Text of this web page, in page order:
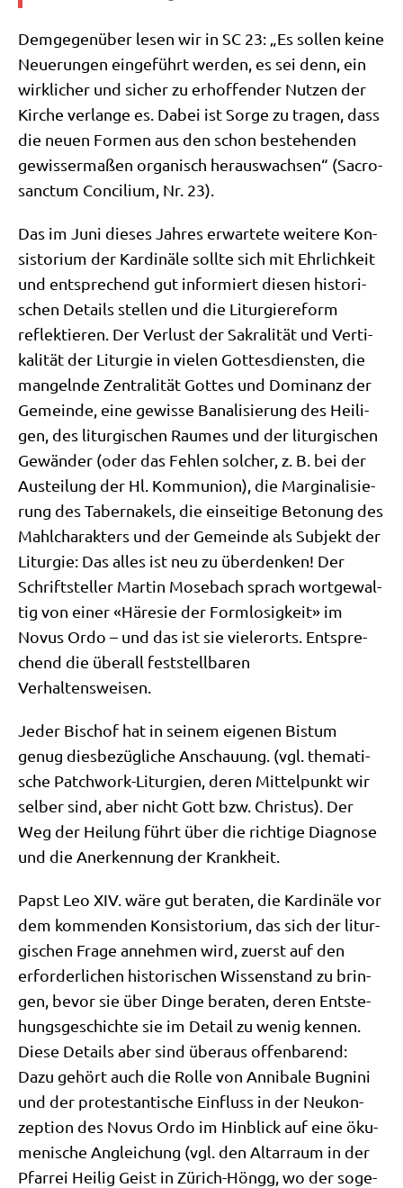
Dem­ge­gen­über lesen wir in SC 23: „Es sol­len kei­ne
Neue­run­gen ein­ge­führt wer­den, es sei denn, ein
wirk­li­cher und sicher zu erhof­fen­der Nut­zen der
Kir­che ver­lan­ge es. Dabei ist Sor­ge zu tra­gen, dass
die neu­en For­men aus den schon bestehen­den
gewis­ser­ma­ßen orga­nisch her­aus­wach­sen“ (Sacro­
sanc­tum Con­ci­li­um, Nr. 23).
Das im Juni die­ses Jah­res erwar­te­te wei­te­re Kon­
si­sto­ri­um der Kar­di­nä­le soll­te sich mit Ehr­lich­keit
und ent­spre­chend gut infor­miert die­sen histo­ri­
schen Details stel­len und die Lit­ur­gie­re­form
reflek­tie­ren. Der Ver­lust der Sakra­li­tät und Ver­ti­
ka­li­tät der Lit­ur­gie in vie­len Got­tes­dien­sten, die
man­geln­de Zen­tra­li­tät Got­tes und Domi­nanz der
Gemein­de, eine gewis­se Bana­li­sie­rung des Hei­li­
gen, des lit­ur­gi­schen Rau­mes und der lit­ur­gi­schen
Gewän­der (oder das Feh­len sol­cher, z. B. bei der
Aus­tei­lung der Hl. Kom­mu­ni­on), die Mar­gi­na­li­sie­
rung des Taber­na­kels, die ein­sei­ti­ge Beto­nung des
Mahl­cha­rak­ters und der Gemein­de als Sub­jekt der
Lit­ur­gie: Das alles ist neu zu über­den­ken! Der
Schrift­stel­ler Mar­tin Mose­bach sprach wort­ge­wal­
tig von einer «Häre­sie der Form­lo­sig­keit» im
Novus Ordo – und das ist sie vie­ler­orts. Ent­spre­
chend die über­all fest­stell­ba­ren
Verhaltensweisen.
Jeder Bischof hat in sei­nem eige­nen Bis­tum
genug dies­be­züg­li­che Anschau­ung. (vgl. the­ma­ti­
sche Patch­work-Lit­ur­gien, deren Mit­tel­punkt wir
sel­ber sind, aber nicht Gott bzw. Chri­stus). Der
Weg der Hei­lung führt über die rich­ti­ge Dia­gno­se
und die Aner­ken­nung der Krankheit.
Papst Leo XIV. wäre gut bera­ten, die Kar­di­nä­le vor
dem kom­men­den Kon­si­sto­ri­um, das sich der lit­ur­
gi­schen Fra­ge anneh­men wird, zuerst auf den
erfor­der­li­chen histo­ri­schen Wis­sen­stand zu brin­
gen, bevor sie über Din­ge bera­ten, deren Ent­ste­
hungs­ge­schich­te sie im Detail zu wenig ken­nen.
Die­se Details aber sind über­aus offen­ba­rend:
Dazu gehört auch die Rol­le von Anni­ba­le Bug­nini
und der pro­te­stan­ti­sche Ein­fluss in der Neu­kon­
zep­ti­on des Novus Ordo im Hin­blick auf eine öku­
me­ni­sche Anglei­chung (vgl. den Altar­raum in der
Pfar­rei Hei­lig Geist in Zürich-Höngg, wo der soge­